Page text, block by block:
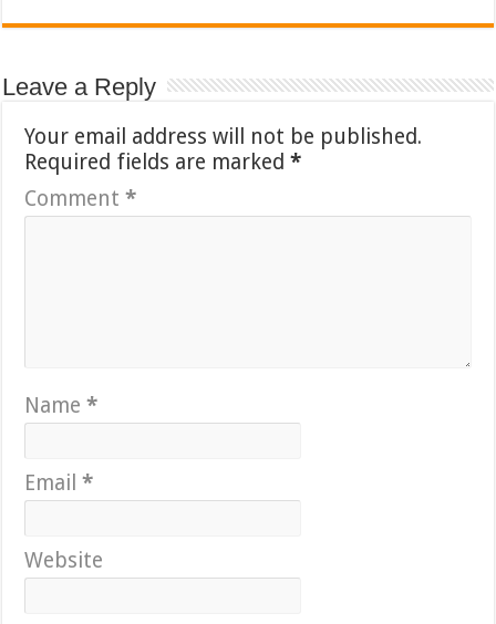
Leave a Reply
Your email address will not be published.
Required fields are marked*
Comment*
Name*
Email*
Website